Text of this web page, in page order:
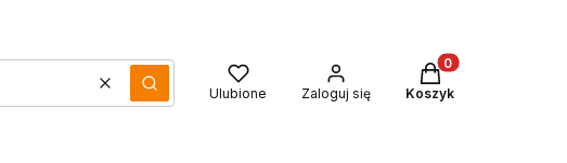
WyczyśćSzukaj Ulubione Zaloguj się
Produkty w
Koszyk